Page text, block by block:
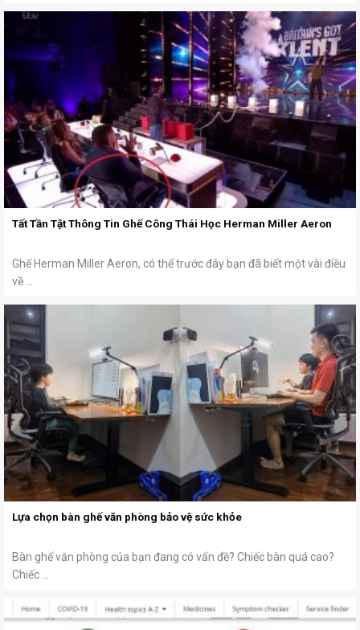
Tất Tần Tật Thông Tin Ghế Công Thái Học Herman Miller Aeron
Ghế Herman Miller Aeron, có thể trước đây bạn đã biết một vài điều
về ...
Lựa chọn bàn ghế văn phòng bảo vệ sức khỏe
Bàn ghế văn phòng của bạn đang có vấn đề? Chiếc bàn quá cao?
Chiếc ...